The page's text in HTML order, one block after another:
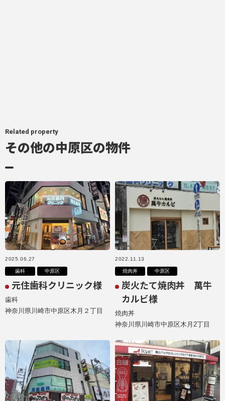
Related property
その他の中原区の物件
2025.06.27
歯科 中原区
元住歯科クリニック様
歯科
神奈川県川崎市中原区木月２丁目
2022.11.13
焼肉丼 中原区
炭火たて焼肉丼 萬牛
カルビ様
焼肉丼
神奈川県川崎市中原区木月2丁目